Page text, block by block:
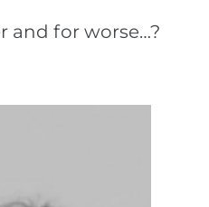
and for worse…?